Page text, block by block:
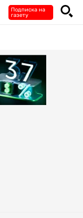
Подписка на
газету